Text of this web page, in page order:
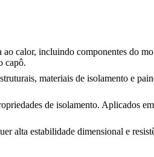
ao calor, incluindo componentes do
capô.
, materiais de isolamento e
de isolamento. Aplicados
alta estabilidade dimensional e